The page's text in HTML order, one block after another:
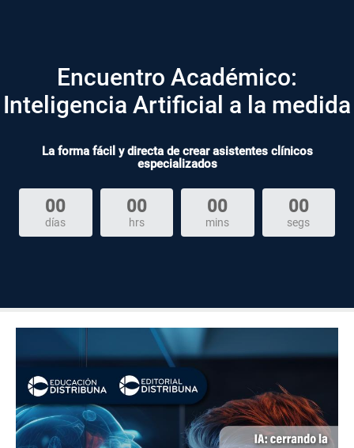
Encuentro Académico:
Inteligencia Artificial a la medida
La forma fácil y directa de crear asistentes clínicos
especializados
00
días
00
hrs
00
mins
00
segs